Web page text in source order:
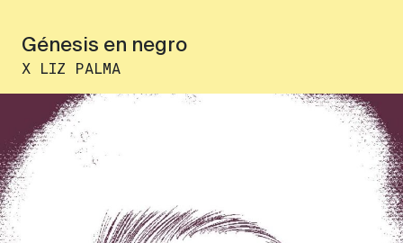
Génesis en negro
X LIZ PALMA